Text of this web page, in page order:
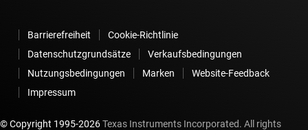
Barrierefreiheit
Cookie-Richtlinie
Datenschutzgrundsätze
Verkaufsbedingungen
Nutzungsbedingungen
Marken
Website-Feedback
Impressum
© Copyright 1995-2026Texas Instruments Incorporated. All rights